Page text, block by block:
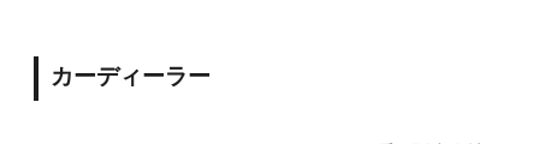
カーディーラー